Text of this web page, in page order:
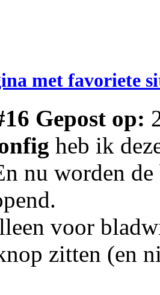
met favoriete
Gepost op:
heb ik
nu worden
voor
zitten (en